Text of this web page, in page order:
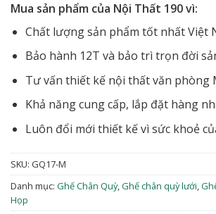
Mua sản phẩm của Nội Thất 190 vì:
Chất lượng sản phẩm tốt nhất Việt
Bảo hành 12T và bảo trì trọn đời
Tư vấn thiết kế nội thất văn phòng
Khả năng cung cấp, lắp đặt hàng
Luôn đổi mới thiết kế vì sức khoẻ
SKU: GQ17-M
Danh mục: Ghế Chân Quỳ, Ghế chân quỳ lưới,
Họp